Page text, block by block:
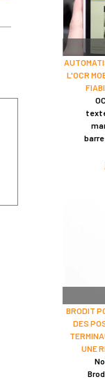
01B223-A6
L'OCR
BRODIT
DES
UNE